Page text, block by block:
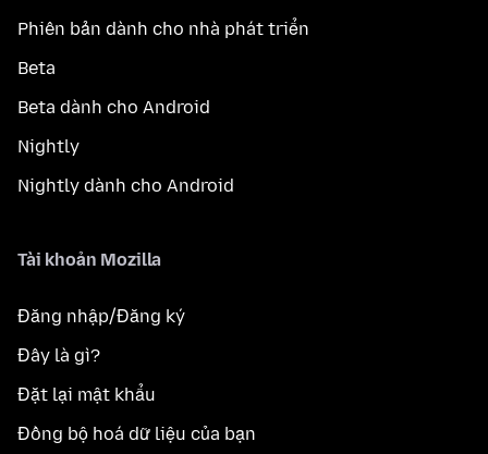
Phiên bản dành cho nhà phát triển
Beta
Beta dành cho Android
Nightly
Nightly dành cho Android
Tài khoản Mozilla
Đăng nhập/Đăng ký
Đây là gì?
Đặt lại mật khẩu
Đồng bộ hoá dữ liệu của bạn